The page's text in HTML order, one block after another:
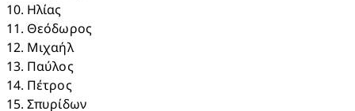
10. Ηλίας​
11. Θεόδωρος​
12. Μιχαήλ​
13. Παύλος​
14. Πέτρος​
15. Σπυρίδων​